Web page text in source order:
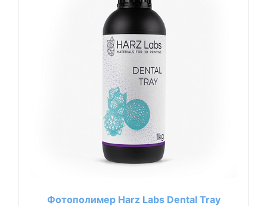
Фотополимер Harz Labs Dental Tray